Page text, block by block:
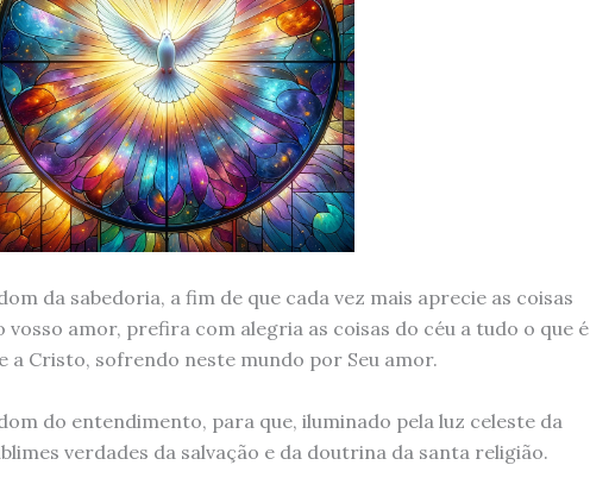
da sabedoria, a fim de que cada vez mais aprecie as coisas
vosso amor, prefira com alegria as coisas do céu a tudo o que é
a Cristo, sofrendo neste mundo por Seu amor.
do entendimento, para que, iluminado pela luz celeste da
verdades da salvação e da doutrina da santa religião.